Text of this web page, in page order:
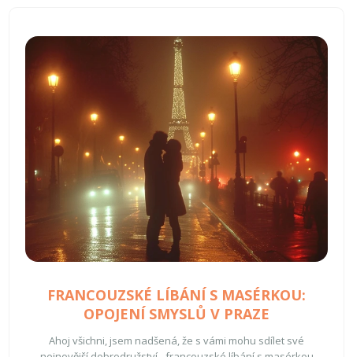
FRANCOUZSKÉ LÍBÁNÍ S MASÉRKOU:
OPOJENÍ SMYSLŮ V PRAZE
Ahoj všichni, jsem nadšená, že s vámi mohu sdílet své